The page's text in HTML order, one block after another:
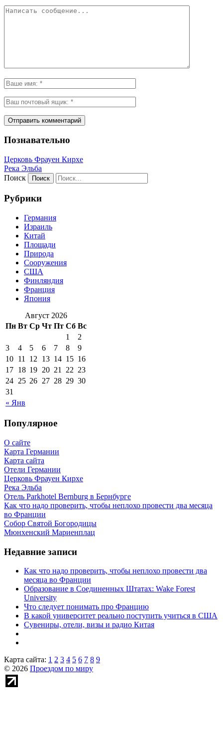
Познавательно
Церковь Фрауен Кирхе
Река Эльба
Поиск
Рубрики
Германия
Израиль
Китай
Площади
Природа
Сооружения
США
Финляндия
Франция
Япония
Август 2026
Пн Вт Ср Чт Пт Сб Вс
« Янв
1
2
3
4 5 6 7 8
9
10 11 12 13 14 15 16
17 18 19 20 21 22 23
24 25 26 27 28 29 30
31
Популярное
О сайте
Карта Германии
Карта сайта
Отели Германии
Церковь Фрауен Кирхе
Река Эльба
Отель Parkhotel Bernburg в Бернбурге
Как что надо проверить, чтобы неплохо провести два месяца
во Франции
Собор Святой Богородицы
Мюнхенский Мариенплац
Недавние записи
Как что надо проверить, чтобы неплохо провести два
месяца во Франции
Образование в Соединенных Штатах: Wake Forest
University
Что следует понимать про Францию
В какой университет реально поступить учиться в США
Сувениры, отели, визы и радио Китая
Карта сайта: 1 2 3 4 5 6 7 8 9
© 2026 Проездом по миру